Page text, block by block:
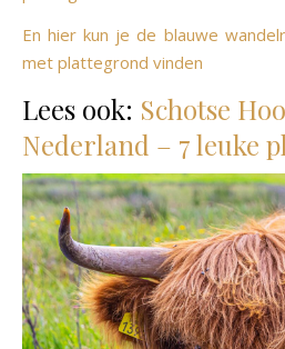
En hier kun je de blauwe
met plattegrond vinden
Lees ook: Schotse
Nederland – 7 leuke